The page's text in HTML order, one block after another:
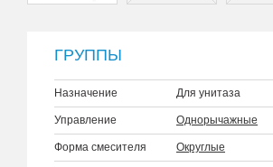
ГРУППЫ
Назначение Для унитаза
Управление Однорычажные
Форма смесителя Округлые